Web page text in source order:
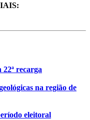
recarga
na região de
eleitoral